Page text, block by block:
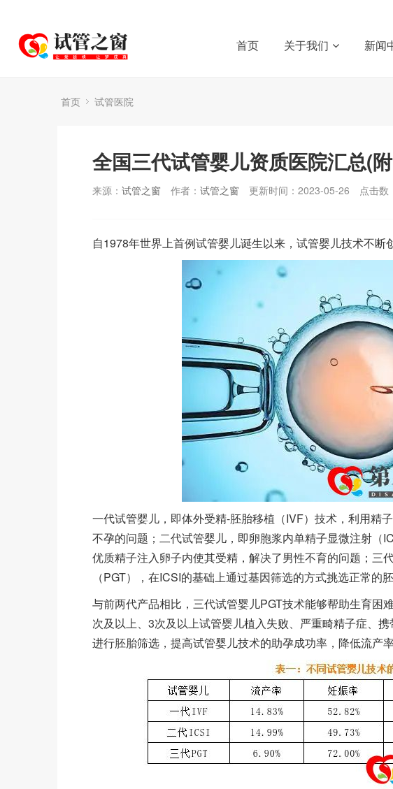
首页 关于我们 新闻
首页 试管医院
全国三代试管婴儿资质医院汇总(
来源： 试管之窗 作者： 试管之窗 更新时间：2023-05-26 点击数
自1978年世界上首例试管婴儿诞生以来，试管婴儿技术不断
一代试管婴儿，即体外受精-胚胎移植（IVF）技术，利用精
不孕的问题；二代试管婴儿，即卵胞浆内单精子显微注射（
优质精子注入卵子内使其受精，解决了男性不育的问题；三
（PGT），在ICSI的基础上通过基因筛选的方式挑选正常的胚
与前两代产品相比，三代试管婴儿PGT技术能够帮助生育困
次及以上、3次及以上试管婴儿植入失败、严重畸精子症、
进行胚胎筛选，提高试管婴儿技术的助孕成功率，降低流产率